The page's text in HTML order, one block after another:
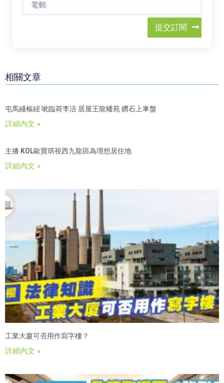
提交訂閱
相關文章
屯馬綫樞紐 呲臨荷李活 居屋王龍蟠苑 鑽石上車盤
詳細內文 »
主播 KOL歐寶琪視西九龍區為理想居住地
詳細內文 »
工業大廈可否用作寫字樓？
詳細內文 »